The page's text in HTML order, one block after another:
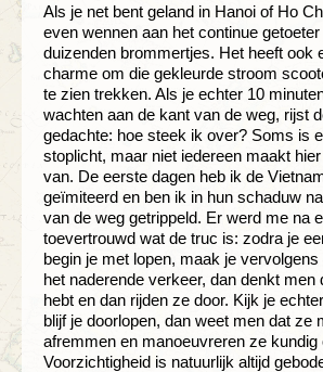
Als je net bent geland in Hanoi of Ho
even wennen aan het continue getoeter
duizenden brommertjes. Het heeft ook
charme om die gekleurde stroom
te zien trekken. Als je echter 10
wachten aan de kant van de weg, rijst
gedachte: hoe steek ik over? Soms is
stoplicht, maar niet iedereen maakt
van. De eerste dagen heb ik de
geïmiteerd en ben ik in hun schaduw
van de weg getrippeld. Er werd me na
toevertrouwd wat de truc is: zodra je
begin je met lopen, maak je
het naderende verkeer, dan denkt men
hebt en dan rijden ze door. Kijk je
blijf je doorlopen, dan weet men dat ze
afremmen en manoeuvreren ze kundig
Voorzichtigheid is natuurlijk altijd